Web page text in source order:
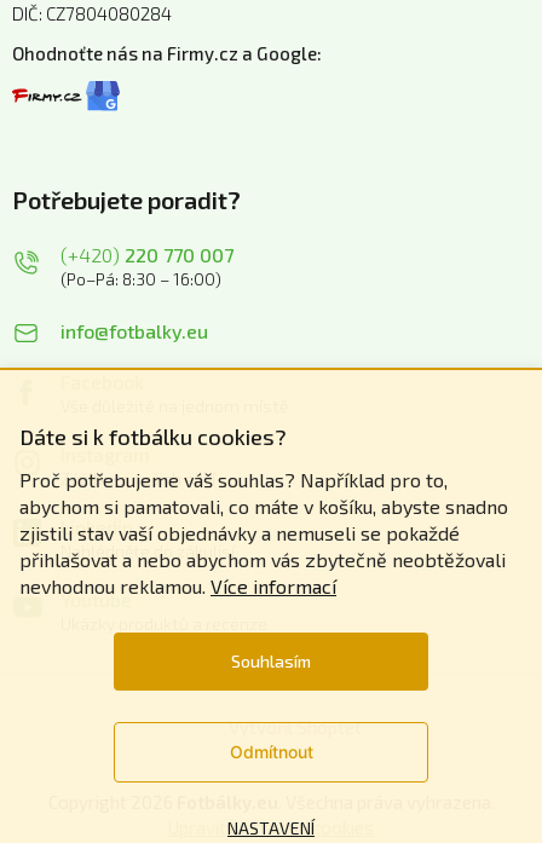
Dáte si k fotbálku cookies?
Proč potřebujeme váš souhlas? Například pro to,
abychom si pamatovali, co máte v košíku, abyste snadno
zjistili stav vaší objednávky a nemuseli se pokaždé
přihlašovat a nebo abychom vás zbytečně neobtěžovali
nevhodnou reklamou. Více informací
Souhlasím
NASTAVENÍ
Odmítnout
DIČ: CZ7804080284
Ohodnoťte nás na Firmy.cz a Google:
Potřebujete poradit?
(+420) 220 770 007
(Po–Pá: 8:30 – 16:00)
info@fotbalky.eu
Zážitky z našich akcí
Linkedin
Nahlédněte do zákulisí
Youtube
Vytvořil Shoptet
Upravit nastavení cookies